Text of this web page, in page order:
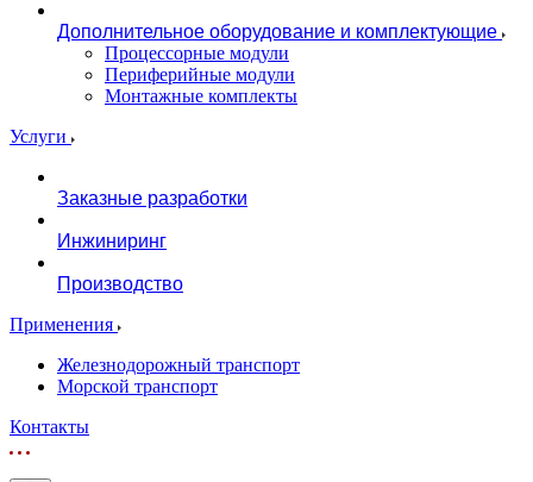
Дополнительное оборудование и комплектующие
Процессорные модули
Периферийные модули
Монтажные комплекты
Услуги
Заказные разработки
Инжиниринг
Производство
Применения
Железнодорожный транспорт
Морской транспорт
Контакты